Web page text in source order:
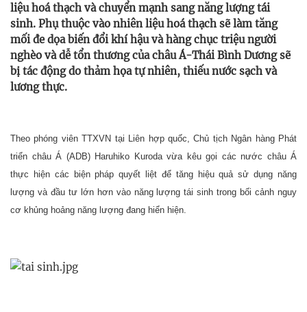
liệu hoá thạch và chuyển mạnh sang năng lượng tái
sinh. Phụ thuộc vào nhiên liệu hoá thạch sẽ làm tăng
mối đe dọa biến đổi khí hậu và hàng chục triệu người
nghèo và dễ tổn thương của châu Á-Thái Bình Dương sẽ
bị tác động do thảm họa tự nhiên, thiếu nước sạch và
lương thực.
Theo phóng viên TTXVN tại Liên hợp quốc, Chủ tịch Ngân hàng Phát
triển châu Á (ADB) Haruhiko Kuroda vừa kêu gọi các nước châu Á
thực hiện các biện pháp quyết liệt để tăng hiệu quả sử dụng năng
lượng và đầu tư lớn hơn vào năng lượng tái sinh trong bối cảnh nguy
cơ khủng hoảng năng lượng đang hiển hiện.